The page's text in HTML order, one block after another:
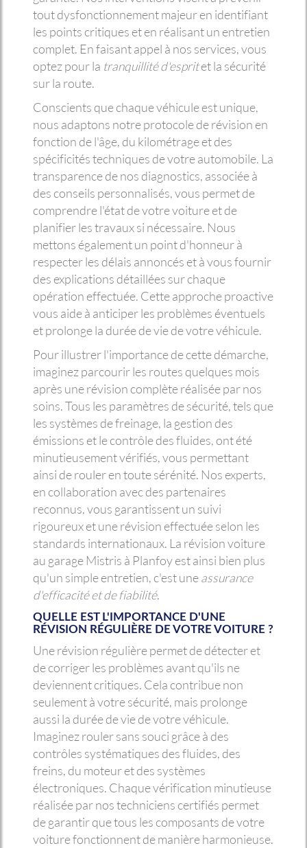
tout dysfonctionnement majeur en identifiant
les points critiques et en réalisant un entretien
complet. En faisant appel à nos services, vous
optez pour la tranquillité d'espritet la sécurité
sur la route.
Conscients que chaque véhicule est unique,
nous adaptons notre protocole de révision en
fonction de l'âge, du kilométrage et des
spécificités techniques de votre automobile. La
transparence de nos diagnostics, associée à
des conseils personnalisés, vous permet de
comprendre l'état de votre voiture et de
planifier les travaux si nécessaire. Nous
mettons également un point d'honneur à
respecter les délais annoncés et à vous fournir
des explications détaillées sur chaque
opération effectuée. Cette approche proactive
vous aide à anticiper les problèmes éventuels
et prolonge la durée de vie de votre véhicule.
Pour illustrer l'importance de cette démarche,
imaginez parcourir les routes quelques mois
après une révision complète réalisée par nos
soins. Tous les paramètres de sécurité, tels que
les systèmes de freinage, la gestion des
émissions et le contrôle des fluides, ont été
minutieusement vérifiés, vous permettant
ainsi de rouler en toute sérénité. Nos experts,
en collaboration avec des partenaires
reconnus, vous garantissent un suivi
rigoureux et une révision effectuée selon les
standards internationaux. La révision voiture
au garage Mistris à Planfoy est ainsi bien plus
qu'un simple entretien, c'est uneassurance
d'efficacité et de fiabilité.
QUELLE EST L'IMPORTANCE D'UNE
RÉVISION RÉGULIÈRE DE VOTRE VOITURE ?
Une révision régulière permet de détecter et
de corriger les problèmes avant qu'ils ne
deviennent critiques. Cela contribue non
seulement à votre sécurité, mais prolonge
aussi la durée de vie de votre véhicule.
Imaginez rouler sans souci grâce à des
contrôles systématiques des fluides, des
freins, du moteur et des systèmes
électroniques. Chaque vérification minutieuse
réalisée par nos techniciens certifiés permet
de garantir que tous les composants de votre
voiture fonctionnent de manière harmonieuse.